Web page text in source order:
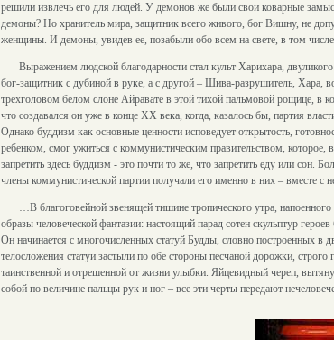
решили извлечь его для людей. У демонов же были свои коварные
демоны? Но хранитель мира, защитник всего живого, бог Вишну, не
женщины. И демоны, увидев ее, позабыли обо всем на свете, в том
Выражением людской благодарности стал культ Харихара,
бог-защитник с дубиной в руке, а с другой – Шива-разрушитель,
трехголовом белом слоне Айравате в этой тихой пальмовой рощице, в
что создавался он уже в конце ХХ века, когда, казалось бы, партия
Однако буддизм как основные ценности исповедует открытость,
ребенком, смог ужиться с коммунистическим правительством,
запретить здесь буддизм - это почти то же, что запретить еду или сон.
члены коммунистической партии получали его именно в них – вместе
…В благоговейной звенящей тишине тропического утра,
образы человеческой фантазии: настоящий парад сотен скульптур героев
Он начинается с многочисленных статуй Будды, словно построенных в
телосложения статуи застыли по обе стороны песчаной дорожки,
таинственной и отрешенной от жизни улыбки. Яйцевидный череп,
собой по величине пальцы рук и ног – все эти черты передают